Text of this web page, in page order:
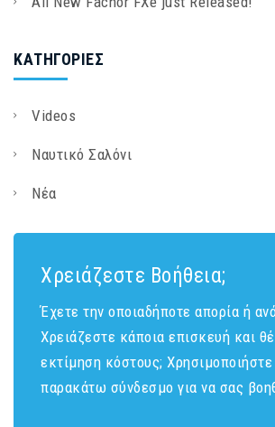
KΑΤΗΓΟΡΊΕΣ
Videos
Ναυτικό Σαλόνι
Νέα
Χρειάζεστε Βοήθεια;
Έχετε την οποιαδήποτε απορία ή
Χρειάζεστε κάποια επισκευή και
εκτίμηση κόστους; Χρησιμοποιήστε
παρακάτω σύνδεσμο για να σας